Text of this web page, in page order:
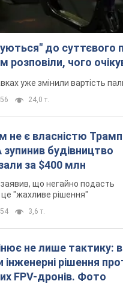
до суттєвого
розповіли, чого
уже змінили вартість
24,0 т.
не є власністю
будівництво
за $400 млн
що негайно подасть
"жахливе рішення"
3,6 т.
не лише тактику:
інженерні рішення
FPV-дронів. Фото